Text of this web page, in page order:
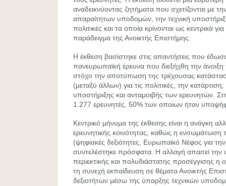
αναδεικνύοντας ζητήματα που σχετίζονται με
απαραίτητων υποδομών, την τεχνική
πολιτικές και τα οποία κρίνονται ως κεντρικά
παράδειγμα της Ανοικτής Επιστήμης.
Η έκθεση βασίστηκε στις απαντήσεις που
πανευρωπαϊκή έρευνα που διεξήχθη την άνοιξη
στόχο την αποτύπωση της τρέχουσας
(μεταξύ άλλων) για τις πολιτικές, την
υποστήριξης και ανταμοιβής των ερευνητών.
1.277 ερευνητές, 50% των οποίων ήταν
Κεντρικό μήνυμα της έκθεσης είναι η ανάγκη
ερευνητικής κοινότητας, καθώς η ενσωμάτωση
(ψηφιακές δεξιότητες, Ευρωπαϊκό Νέφος για
συντελέστηκε πρόσφατα. Η αλλαγή απαιτεί την
περιεκτικής και πολυδιάστατης προσέγγισης η
τη συνεχή εκπαίδευση σε θέματα Ανοικτής
δεξιοτήτων μέσω της ύπαρξης τεχνικών